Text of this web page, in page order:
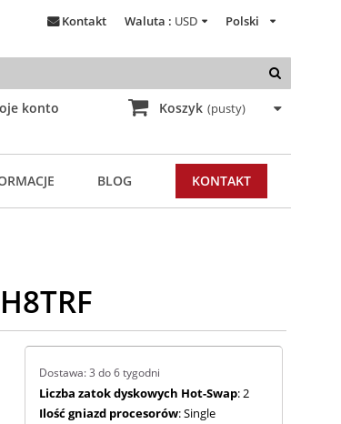
konto
Polski
Waluta : USD
Kontakt
Koszyk (pusty)
BLOG KONTAKT
Dostawa: 3 do 6 tygodni
Liczba zatok dyskowych Hot-Swap: 2
Ilość gniazd procesorów: Single